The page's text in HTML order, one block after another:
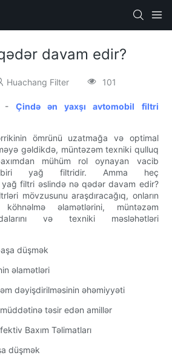
davam edir?
Huachang Filter 101
- Çində ən yaxşı avtomobil filtri
ömrünü uzatmağa və optimal
gəldikdə, müntəzəm texniki qulluq
mühüm rol oynayan vacib
biri yağ filtridir. Amma heç
filtri əslində nə qədər davam edir?
mövzusunu araşdıracağıq, onların
əlamətlərini, müntəzəm
və texniki məsləhətləri
düşmək
əlamətləri
dəyişdirilməsinin əhəmiyyəti
təsir edən amillər
Baxım Təlimatları
düşmək